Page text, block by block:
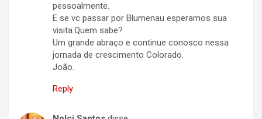
pessoalmente.
E se vc passar por Blumenau esperamos sua
visita.Quem sabe?
Um grande abraço e continue conosco nessa
jornada de crescimento Colorado.
João.
Reply